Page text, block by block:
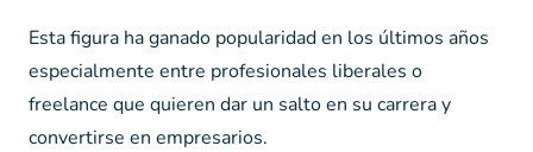
Esta figura ha ganado popularidad en los últimos años
especialmente entre profesionales liberales o
freelance que quieren dar un salto en su carrera y
convertirse en empresarios.